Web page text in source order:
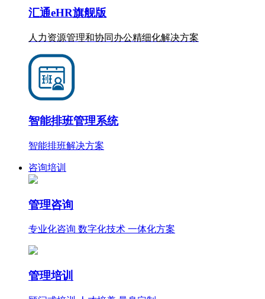
汇通eHR旗舰版
人力资源管理和协同办公精细化解决方案
智能排班管理系统
智能排班解决方案
咨询培训
管理咨询
专业化咨询 数字化技术 一体化方案
管理培训